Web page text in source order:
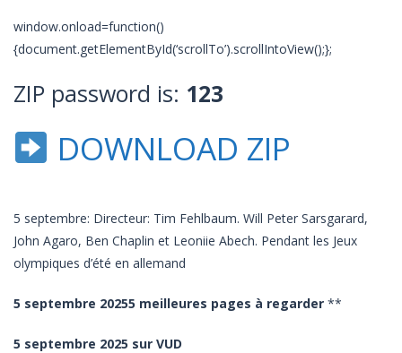
window.onload=function()
{document.getElementById(‘scrollTo’).scrollIntoView();};
ZIP password is: 123
DOWNLOAD ZIP
5 septembre: Directeur: Tim Fehlbaum. Will Peter Sarsgarard,
John Agaro, Ben Chaplin et Leoniie Abech. Pendant les Jeux
olympiques d’été en allemand
5 septembre 20255 meilleures pages à regarder **
5 septembre 2025 sur VUD